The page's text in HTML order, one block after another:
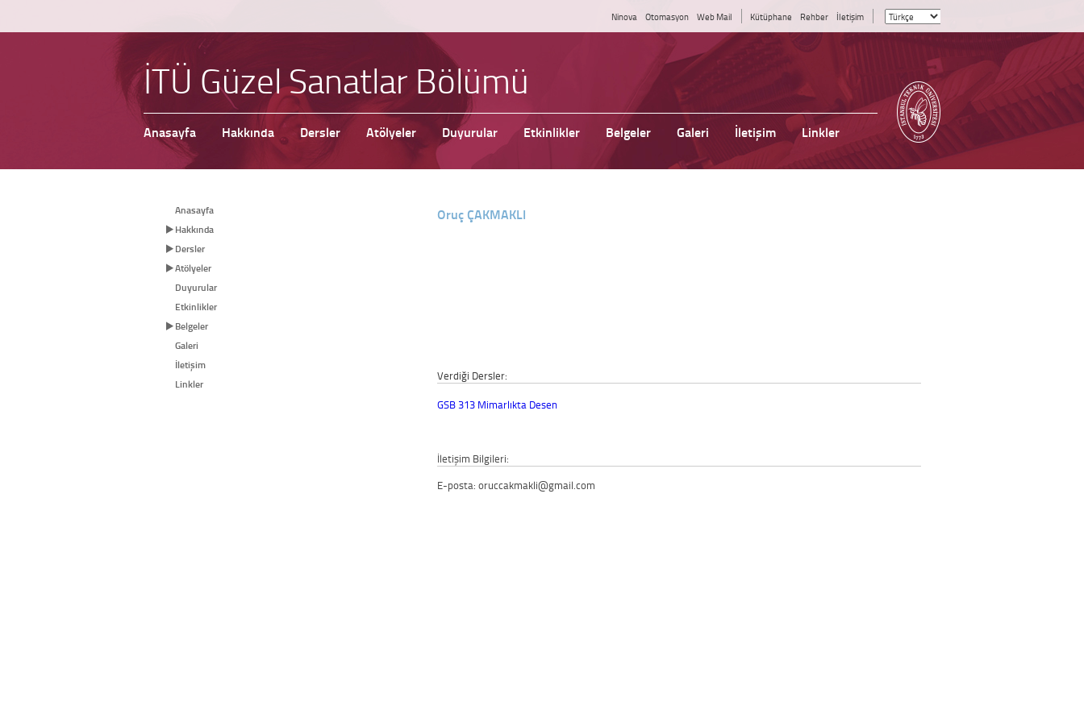
Ninova Otomasyon Web Mail Kütüphane Rehber İletişim
İTÜ Güzel Sanatlar Bölümü
Anasayfa Hakkında Dersler Atölyeler Duyurular Etkinlikler Belgeler Galeri İletişim Linkler
Anasayfa
Hakkında
Dersler
Atölyeler
Duyurular
Etkinlikler
Belgeler
Galeri
İletişim
Linkler
Oruç ÇAKMAKLI
Verdiği Dersler:
GSB 313 Mimarlıkta Desen
İletişim Bilgileri:
E-posta: oruccakmakli@gmail.com